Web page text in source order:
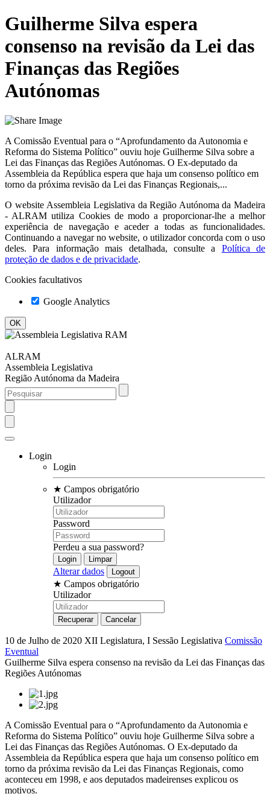
Guilherme Silva espera
consenso na revisão da Lei das
Finanças das Regiões
Autónomas
A Comissão Eventual para o “Aprofundamento da Autonomia e
Reforma do Sistema Político” ouviu hoje Guilherme Silva sobre a
Lei das Finanças das Regiões Autónomas. O Ex-deputado da
Assembleia da República espera que haja um consenso político em
torno da próxima revisão da Lei das Finanças Regionais,...
O website Assembleia Legislativa da Região Autónoma da Madeira
- ALRAM utiliza Cookies de modo a proporcionar-lhe a melhor
experiência de navegação e aceder a todas as funcionalidades.
Continuando a navegar no website, o utilizador concorda com o uso
deles. Para informação mais detalhada, consulte a
Política de
proteção de dados e de privacidade.
Cookies facultativos
Google Analytics
ALRAM
Assembleia Legislativa
Região Autónoma da Madeira
Login
Login
★ Campos obrigatório
Utilizador
Password
Perdeu a sua password?
Alterar dados
★ Campos obrigatório
Utilizador
10 de Julho de 2020 XII Legislatura, I Sessão Legislativa Comissão
Eventual
Guilherme Silva espera consenso na revisão da Lei das Finanças das
Regiões Autónomas
A Comissão Eventual para o “Aprofundamento da Autonomia e
Reforma do Sistema Político” ouviu hoje Guilherme Silva sobre a
Lei das Finanças das Regiões Autónomas. O Ex-deputado da
Assembleia da República espera que haja um consenso político em
torno da próxima revisão da Lei das Finanças Regionais, como
aconteceu em 1998, e aos deputados madeirenses explicou os
motivos.